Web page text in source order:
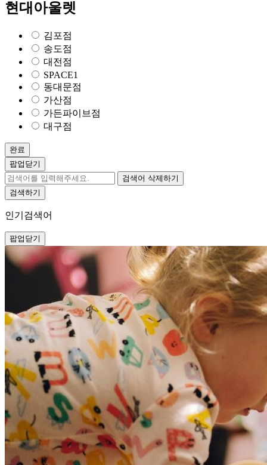
현대아울렛
김포점
송도점
대전점
SPACE1
동대문점
가산점
가든파이브점
대구점
완료
팝업닫기
검색어 삭제하기
검색하기
인기검색어
팝업닫기